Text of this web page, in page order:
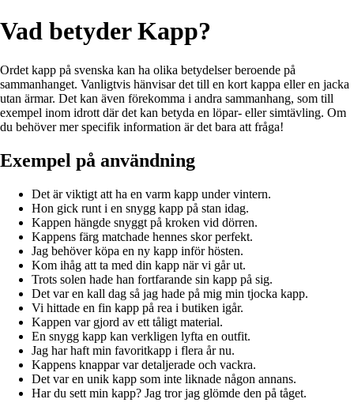
Vad betyder Kapp?
Ordet kapp på svenska kan ha olika betydelser beroende på
sammanhanget. Vanligtvis hänvisar det till en kort kappa eller en jacka
utan ärmar. Det kan även förekomma i andra sammanhang, som till
exempel inom idrott där det kan betyda en löpar- eller simtävling. Om
du behöver mer specifik information är det bara att fråga!
Exempel på användning
Det är viktigt att ha en varm kapp under vintern.
Hon gick runt i en snygg kapp på stan idag.
Kappen hängde snyggt på kroken vid dörren.
Kappens färg matchade hennes skor perfekt.
Jag behöver köpa en ny kapp inför hösten.
Kom ihåg att ta med din kapp när vi går ut.
Trots solen hade han fortfarande sin kapp på sig.
Det var en kall dag så jag hade på mig min tjocka kapp.
Vi hittade en fin kapp på rea i butiken igår.
Kappen var gjord av ett tåligt material.
En snygg kapp kan verkligen lyfta en outfit.
Jag har haft min favoritkapp i flera år nu.
Kappens knappar var detaljerade och vackra.
Det var en unik kapp som inte liknade någon annans.
Har du sett min kapp? Jag tror jag glömde den på tåget.